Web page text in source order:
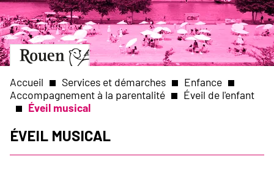
Aller
au
contenu
principal
Aller
à
page
d’accueil
Slide
1
of
1
d'Ariane
Accueil Services et démarches
Enfance
Accompagnement à la parentalité
Éveil de l'enfant
Éveil musical
Éveil musical